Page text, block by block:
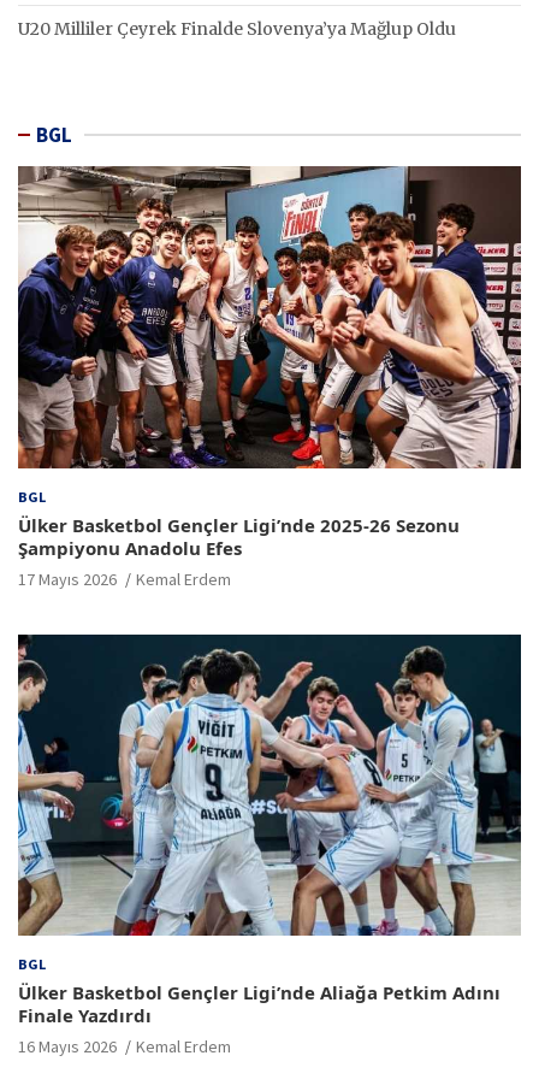
U20 Milliler Çeyrek Finalde Slovenya’ya Mağlup Oldu
BGL
BGL
Ülker Basketbol Gençler Ligi’nde 2025-26 Sezonu
Şampiyonu Anadolu Efes
17 Mayıs 2026 Kemal Erdem
BGL
Ülker Basketbol Gençler Ligi’nde Aliağa Petkim Adını
Finale Yazdırdı
16 Mayıs 2026 Kemal Erdem